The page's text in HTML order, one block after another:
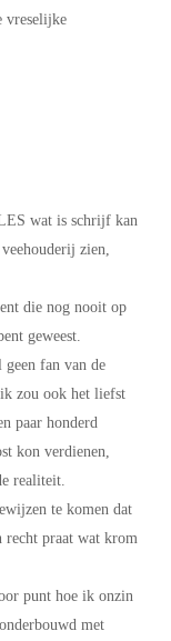
vreselijke
wat is schrijf kan
zien,
die nog nooit op
geweest.
geen fan van de
zou ook het liefst
paar honderd
kon verdienen,
realiteit.
te komen dat
praat wat krom
punt hoe ik onzin
met